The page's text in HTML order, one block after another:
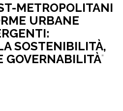
METROPOLITANI
URBANE
SOSTENIBILITÀ,
GOVERNABILITÀ“